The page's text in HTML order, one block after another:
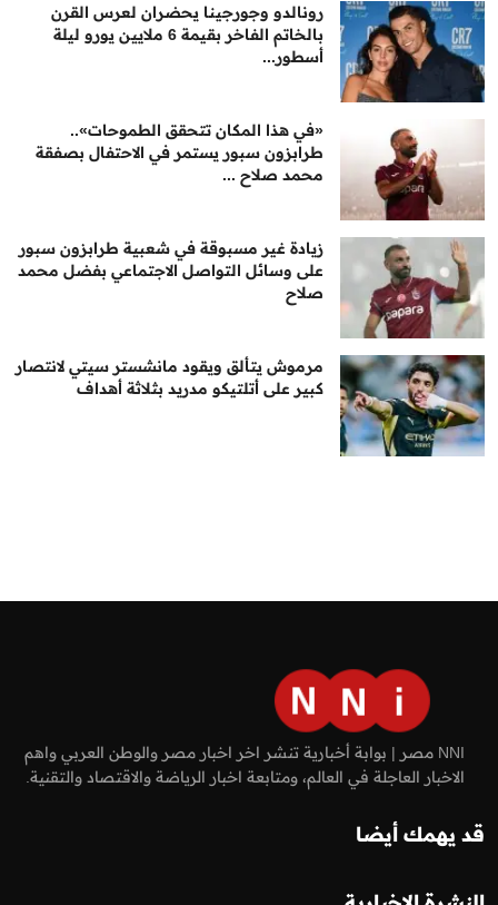
رونالدو وجورجينا يحضران لعرس القرن
بالخاتم الفاخر بقيمة 6 ملايين يورو ليلة
أسطور...
«في هذا المكان تتحقق الطموحات»..
طرابزون سبور يستمر في الاحتفال بصفقة
محمد صلاح ...
زيادة غير مسبوقة في شعبية طرابزون سبور
على وسائل التواصل الاجتماعي بفضل محمد
صلاح
مرموش يتألق ويقود مانشستر سيتي لانتصار
كبير على أتلتيكو مدريد بثلاثة أهداف
NNI مصر | بوابة أخبارية تنشر اخر اخبار مصر والوطن العربي واهم
الاخبار العاجلة في العالم، ومتابعة اخبار الرياضة والاقتصاد والتقنية.
قد يهمك أيضا